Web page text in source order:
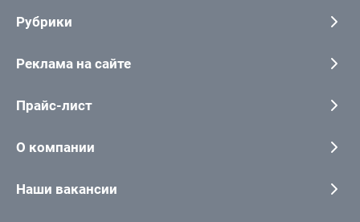
Рубрики
Реклама на сайте
Прайс-лист
О компании
Наши вакансии